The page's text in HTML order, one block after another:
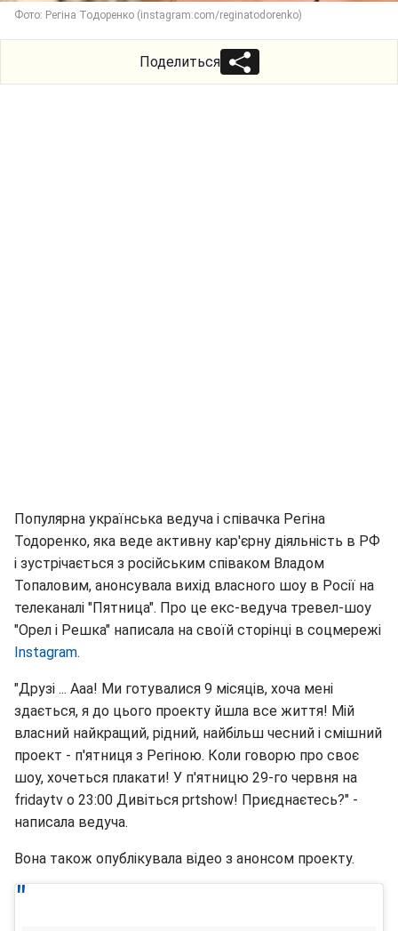
Фото: Регіна Тодоренко (instagram.com/reginatodorenko)
Поделиться
Популярна українська ведуча і співачка Регіна
Тодоренко, яка веде активну кар'єрну діяльність в РФ
і зустрічається з російським співаком Владом
Топаловим, анонсувала вихід власного шоу в Росії на
телеканалі "Пятница". Про це екс-ведуча тревел-шоу
"Орел і Решка" написала на своїй сторінці в соцмережі
Instagram.
"Друзі ... Ааа! Ми готувалися 9 місяців, хоча мені
здається, я до цього проекту йшла все життя! Мій
власний найкращий, рідний, найбільш чесний і смішний
проект - п'ятниця з Регіною. Коли говорю про своє
шоу, хочеться плакати! У п'ятницю 29-го червня на
fridaytv о 23:00 Дивіться prtshow! Приєднаєтесь?" -
написала ведуча.
Вона також опублікувала відео з анонсом проекту.